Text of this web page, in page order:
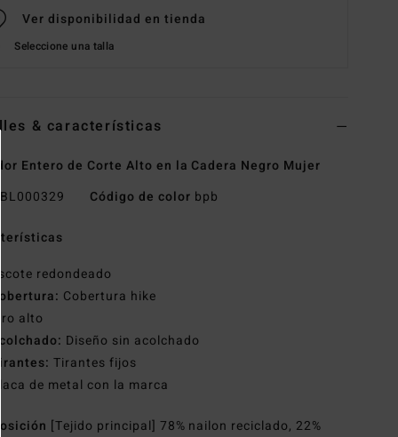
Ver disponibilidad en tienda
Seleccione una talla
& características
Entero de Corte Alto en la Cadera Negro Mujer
BL000329 Código de color bpb
Escote redondeado
Cobertura: Cobertura hike
Tiro alto
Acolchado: Diseño sin acolchado
Tirantes: Tirantes fijos
Placa de metal con la marca
[Tejido principal] 78% nailon reciclado, 22%